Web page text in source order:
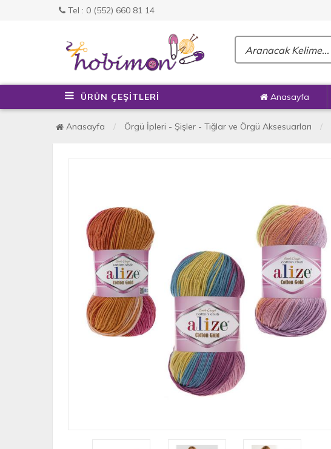
Tel : 0 (552) 660 81 14
ÜRÜN ÇEŞİTLERİ Anasayfa
Anasayfa Örgü İpleri - Şişler - Tığlar ve Örgü Aksesuarları